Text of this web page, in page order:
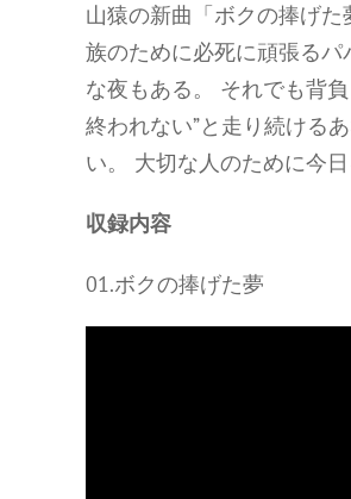
山猿の新曲「ボクの捧げ
族のために必死に頑張る
な夜もある。 それでも背
終われない”と走り続ける
い。 大切な人のために今
収録内容
01.ボクの捧げた夢